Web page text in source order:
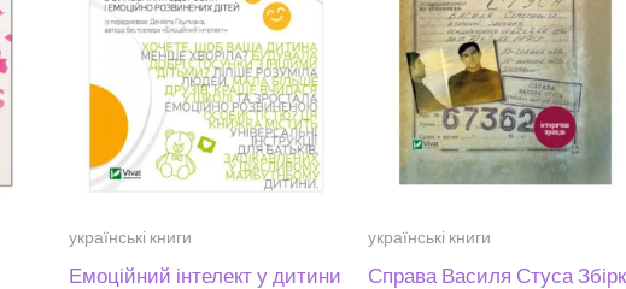
українські книги
Емоційний інтелект у дитини
українські книги
Справа Василя Стуса